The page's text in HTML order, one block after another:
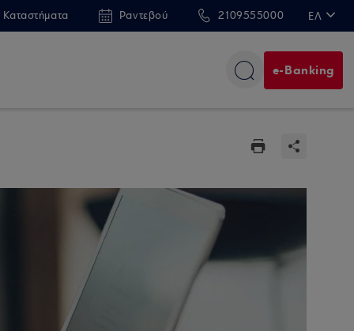
Καταστήματα Ραντεβού 2109555000 ΕΛ
e-Banking